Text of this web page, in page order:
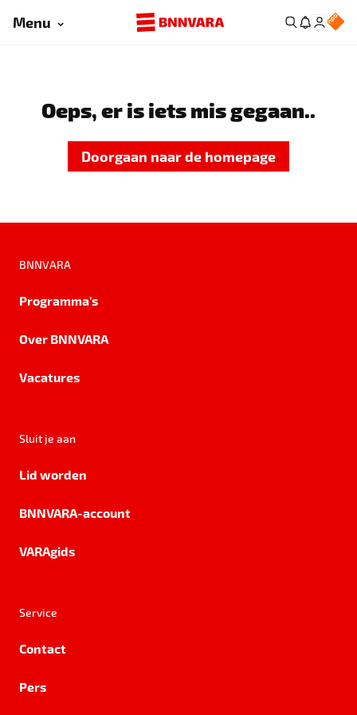
Menu
Oeps, er is iets mis gegaan..
Doorgaan naar de homepage
BNNVARA
Programma's
Over BNNVARA
Vacatures
Sluit je aan
Lid worden
BNNVARA-account
VARAgids
Service
Contact
Pers